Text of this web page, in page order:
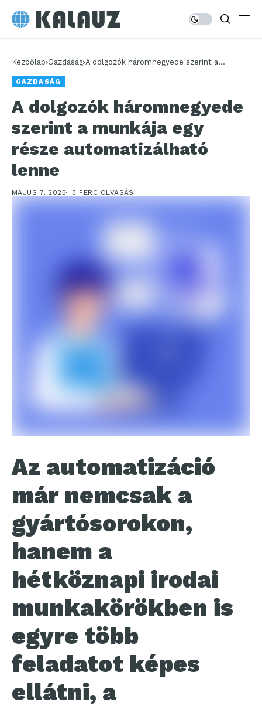
Kezdőlap Gazdaság A dolgozók háromnegyede szerint a
GAZDASÁG
A dolgozók háromnegyede
szerint a munkája egy
része automatizálható
lenne
MÁJUS 7, 2025 3 PERC OLVASÁS
Az automatizáció
már nemcsak a
gyártósorokon,
hanem a
hétköznapi irodai
munkakörökben is
egyre több
feladatot képes
ellátni, a